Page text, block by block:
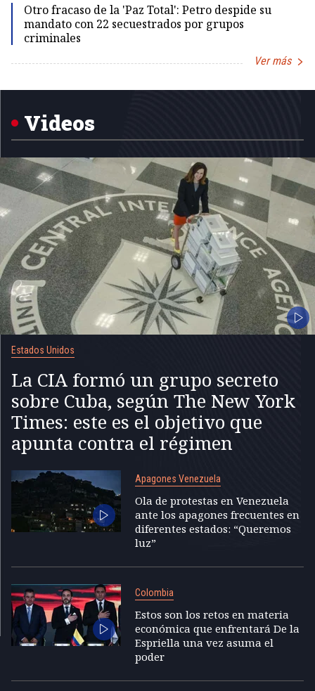
Otro fracaso de la 'Paz Total': Petro despide su
mandato con 22 secuestrados por grupos
criminales
Ver más
Videos
Estados Unidos
La CIA formó un grupo secreto
sobre Cuba, según The New York
Times: este es el objetivo que
apunta contra el régimen
Apagones Venezuela
Ola de protestas en Venezuela
ante los apagones frecuentes en
diferentes estados: “Queremos
luz”
Colombia
Estos son los retos en materia
económica que enfrentará De la
Espriella una vez asuma el
poder